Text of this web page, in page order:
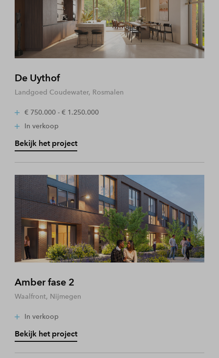
De Uythof
Landgoed Coudewater, Rosmalen
€ 750.000 - € 1.250.000
In verkoop
Bekijk het project
Amber fase 2
Waalfront, Nijmegen
In verkoop
Bekijk het project